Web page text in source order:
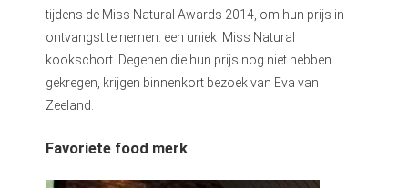
tijdens de Miss Natural Awards 2014, om hun prijs in
ontvangst te nemen: een uniek Miss Natural
kookschort. Degenen die hun prijs nog niet hebben
gekregen, krijgen binnenkort bezoek van Eva van
Zeeland.
Favoriete food merk